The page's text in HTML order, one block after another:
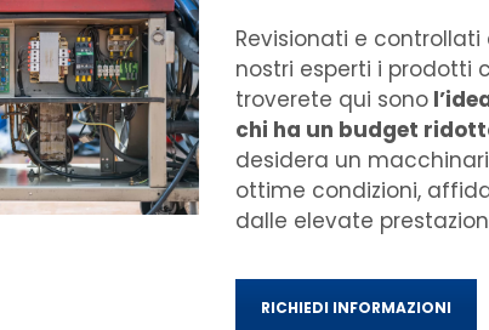
Revisionati e controllati
nostri esperti i prodotti
troverete qui sono
chi ha un budget
desidera un
ottime condizioni,
dalle elevate
RICHIEDI INFORMAZIONI